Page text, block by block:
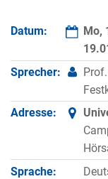
Datum: Mo,
Sprecher:
Adresse:
Sprache: